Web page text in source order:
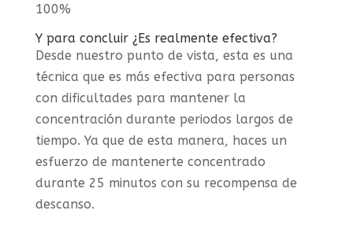
100%
Y para concluir ¿Es realmente efectiva?
Desde nuestro punto de vista, esta es una
técnica que es más efectiva para personas
con dificultades para mantener la
concentración durante periodos largos de
tiempo. Ya que de esta manera, haces un
esfuerzo de mantenerte concentrado
durante 25 minutos con su recompensa de
descanso.